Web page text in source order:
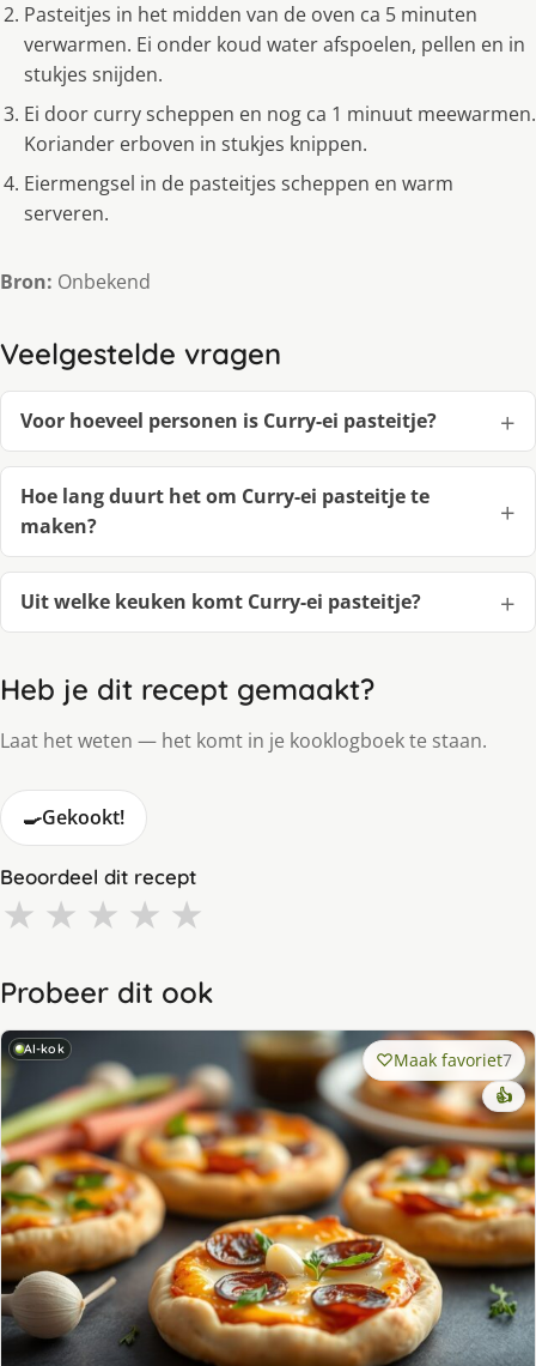
Pasteitjes in het midden van de oven ca 5 minuten
verwarmen. Ei onder koud water afspoelen, pellen en in
stukjes snijden.
Ei door curry scheppen en nog ca 1 minuut meewarmen.
Koriander erboven in stukjes knippen.
Eiermengsel in de pasteitjes scheppen en warm
serveren.
Bron: Onbekend
Veelgestelde vragen
Voor hoeveel personen is Curry-ei pasteitje?
Hoe lang duurt het om Curry-ei pasteitje te
maken?
Uit welke keuken komt Curry-ei pasteitje?
Heb je dit recept gemaakt?
Laat het weten — het komt in je kooklogboek te staan.
🍳Gekookt!
Beoordeel dit recept
★ ★ ★ ★ ★
Probeer dit ook
AI-kok Maak favoriet7
👍